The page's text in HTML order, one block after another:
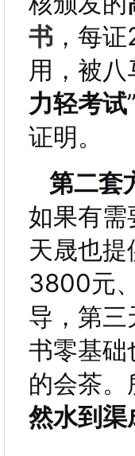
书 ，每
用，被
力轻考试
证明。
第二套
如果有需
天晟也
3800元
导，第
书零基础
的会茶
然水到渠